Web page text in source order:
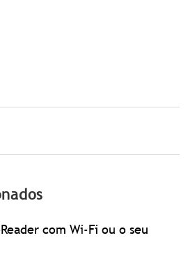
com Wi-Fi ou o seu